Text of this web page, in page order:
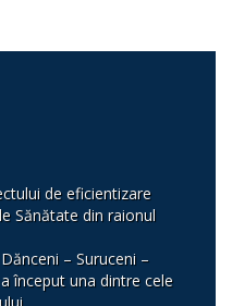
de eficientizare
Sănătate din raionul
– Suruceni –
început una dintre cele